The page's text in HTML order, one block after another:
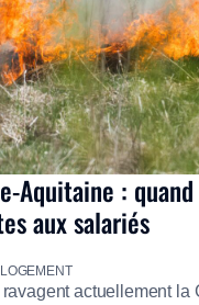
Aquitaine :
aux salariés
actuellement la